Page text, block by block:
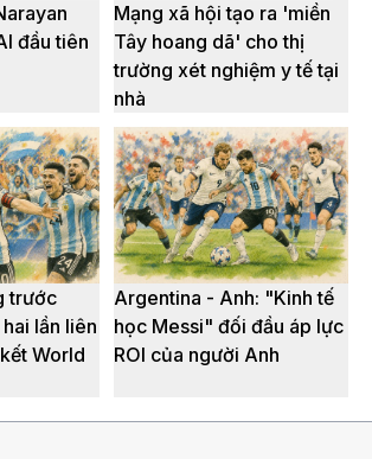
đầu tiên
Mạng xã hội tạo ra 'miền
Tây hoang dã' cho thị
trường xét nghiệm y tế tại
nhà
trước
lần liên
World
Argentina - Anh: "Kinh tế
học Messi" đối đầu áp lực
ROI của người Anh